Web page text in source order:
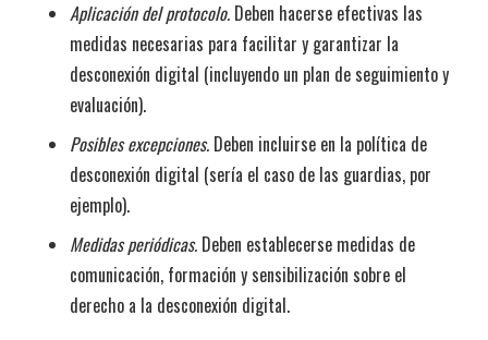
Aplicación del protocolo. Deben hacerse efectivas las
medidas necesarias para facilitar y garantizar la
desconexión digital (incluyendo un plan de seguimiento y
evaluación).
Posibles excepciones. Deben incluirse en la política de
desconexión digital (sería el caso de las guardias, por
ejemplo).
Medidas periódicas. Deben establecerse medidas de
comunicación, formación y sensibilización sobre el
derecho a la desconexión digital.